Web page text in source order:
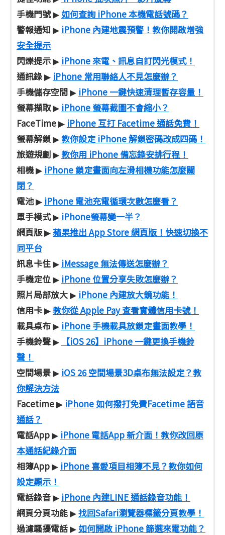
手機門號▶如何查詢 iPhone 本機電話號碼？
警報通知 ▶ iPhone 內建地震預警！教你開啟增強
安全提示
閃爍提示▶ iPhone 來電、訊息自訂閃光模式！
通訊錄▶ iPhone 常用聯絡人不見怎麼辦？
手機儲存空間▶ iPhone 一鍵快速清理暫存容量！
螢幕擷取▶ iPhone 螢幕截圖不會縮小？
FaceTime▶ iPhone 互打 Facetime 通話免費！
螢幕解鎖 ▶教你設定 iPhone 解鎖密碼改成四碼！
旅遊規劃▶教你用 iPhone 備忘錄安排行程！
相機▶ iPhone 鎖定畫面向左滑相機功能怎麼關
閉？
電池▶ iPhone 電池充電循環次數怎麼看？
單手模式▶ iPhone螢幕變一半？
網頁版▶蘋果推出 App Store 網頁版！快速切換不
同平台
訊息卡住▶ iMessage 無法傳送怎麼辦？
手機定位 ▶ iPhone 位置分享失敗怎麼辦？
照片局部放大▶ iPhone 內建放大鏡功能！
信用卡▶教你從 Apple Pay 查看實體信用卡號！
載具桌布▶ iPhone 手機載具放鎖定畫面教學！
手機鈴聲▶
【iOS 26】iPhone 一鍵更換手機鈴
聲！
空間場景▶ iOS 26 空間場景3D桌布無法設定？教
你解決方法
Facetime▶ iPhone 如何撥打免費Facetime 語音
通話？
電話App▶ iPhone 電話App 新介面！教你改回原
本通話紀錄介面
相簿App▶ iPhone 喜愛項目相簿不見？教你如何
設定顯示！
電話錄音▶ iPhone 內建LINE 通話錄音功能！
網頁分頁功能▶找回Safari瀏覽器標籤分頁教學！
過濾騷擾電話▶如何開啟 iPhone 篩選來電功能？